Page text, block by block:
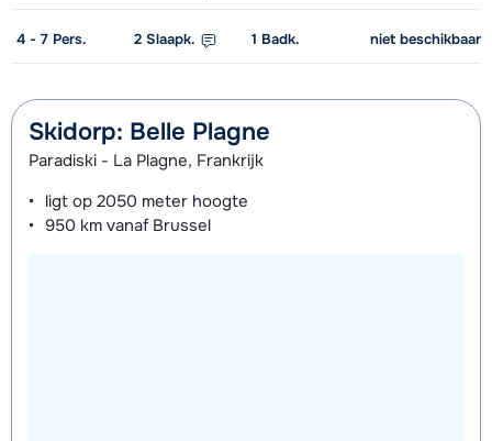
4 - 7 Pers. 2 Slaapk. 1 Badk. niet beschikbaar
Skidorp: Belle Plagne
Paradiski - La Plagne, Frankrijk
ligt op 2050 meter hoogte
950 km vanaf Brussel